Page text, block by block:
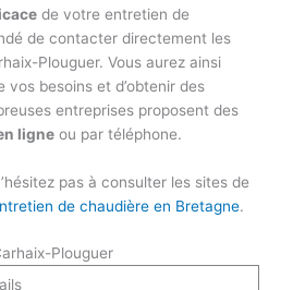
de votre entretien de
de contacter directement les
Plouguer. Vous aurez ainsi
vos besoins et d’obtenir des
entreprises proposent des
ligne ou par téléphone.
pas à consulter les sites de
de chaudière en Bretagne.
Plouguer